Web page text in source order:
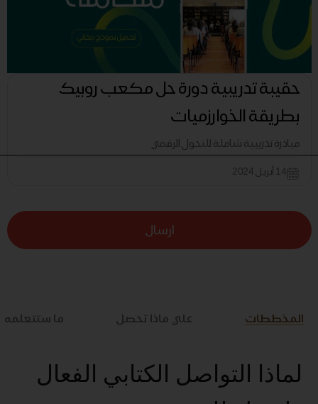
حقيبة تدريبية دورة حل مكعب روبيك
بطريقة الخوارزميات
مبادرة تدريبية شاملة للتحول الرقمي
14 أبريل 2024
ارسال
المخططات علي ماذا تحصل ما ستتعلمه
لماذا التواصل الكتابي الفعال